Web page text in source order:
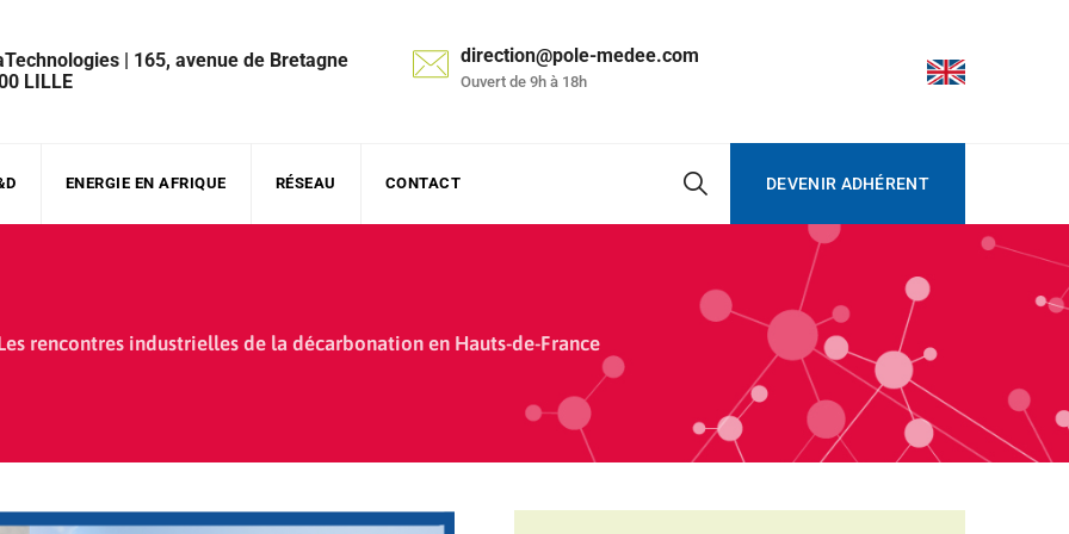
| 165, avenue de Bretagne
LILLE
direction@pole-medee.com
Ouvert de 9h à 18h
ENERGIE EN AFRIQUE RÉSEAU CONTACT DEVENIR ADHÉRENT
rencontres industrielles de la décarbonation en Hauts-de-France